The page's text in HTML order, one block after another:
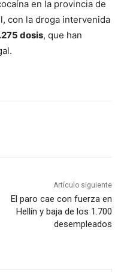
en la provincia de
con la droga intervenida
dosis, que han
Artículo siguiente
El paro cae con fuerza en
Hellín y baja de los 1.700
desempleados